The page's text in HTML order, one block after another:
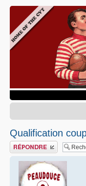
Qualification
Publier une réponse